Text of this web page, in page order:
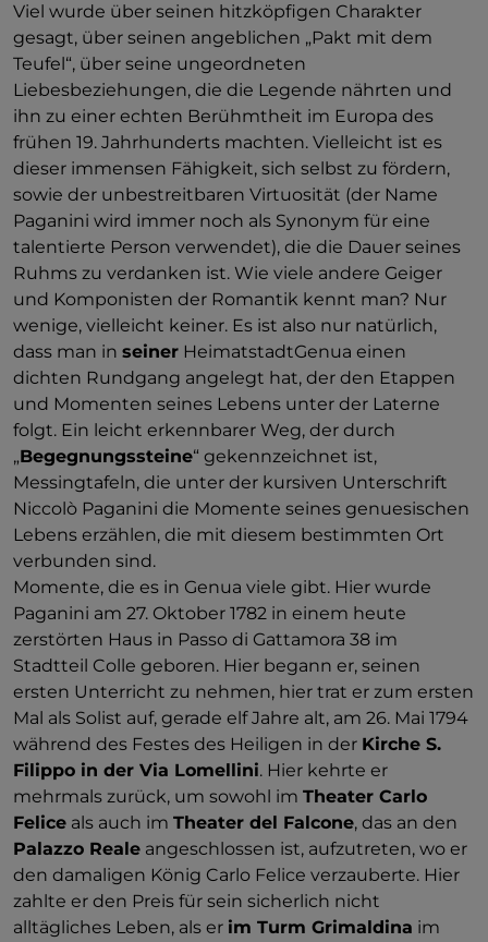
Viel wurde über seinen hitzköpfigen Charakter
gesagt, über seinen angeblichen „Pakt mit dem
Teufel“, über seine ungeordneten
Liebesbeziehungen, die die Legende nährten und
ihn zu einer echten Berühmtheit im Europa des
frühen 19. Jahrhunderts machten. Vielleicht ist es
dieser immensen Fähigkeit, sich selbst zu fördern,
sowie der unbestreitbaren Virtuosität (der Name
Paganini wird immer noch als Synonym für eine
talentierte Person verwendet), die die Dauer seines
Ruhms zu verdanken ist. Wie viele andere Geiger
und Komponisten der Romantik kennt man? Nur
wenige, vielleicht keiner. Es ist also nur natürlich,
dass man in seiner HeimatstadtGenua einen
dichten Rundgang angelegt hat, der den Etappen
und Momenten seines Lebens unter der Laterne
folgt. Ein leicht erkennbarer Weg, der durch
„Begegnungssteine“ gekennzeichnet ist,
Messingtafeln, die unter der kursiven Unterschrift
Niccolò Paganini die Momente seines genuesischen
Lebens erzählen, die mit diesem bestimmten Ort
verbunden sind.
Momente, die es in Genua viele gibt. Hier wurde
Paganini am 27. Oktober 1782 in einem heute
zerstörten Haus in Passo di Gattamora 38 im
Stadtteil Colle geboren. Hier begann er, seinen
ersten Unterricht zu nehmen, hier trat er zum ersten
Mal als Solist auf, gerade elf Jahre alt, am 26. Mai 1794
während des Festes des Heiligen in der Kirche S.
Filippo in der Via Lomellini. Hier kehrte er
mehrmals zurück, um sowohl im Theater Carlo
Felice als auch im Theater del Falcone, das an den
Palazzo Reale angeschlossen ist, aufzutreten, wo er
den damaligen König Carlo Felice verzauberte. Hier
zahlte er den Preis für sein sicherlich nicht
alltägliches Leben, als er im Turm Grimaldina im